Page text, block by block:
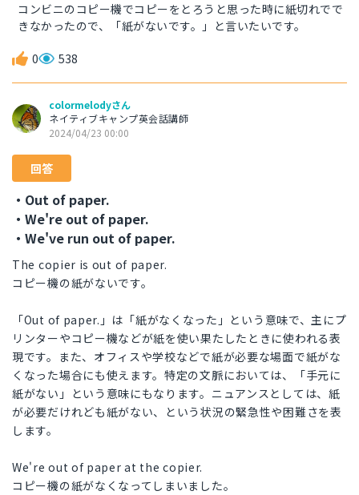
コンビニのコピー機でコピーをとろうと思った時に紙切れでで
きなかったので、「紙がないです。」と言いたいです。
0 538
colormelodyさん
ネイティブキャンプ英会話講師
2024/04/23 00:00
回答
・Out of paper.
・We're out of paper.
・We've run out of paper.
The copier is out of paper.
コピー機の紙がないです。
「Out of paper.」は「紙がなくなった」という意味で、主にプ
リンターやコピー機などが紙を使い果たしたときに使われる表
現です。また、オフィスや学校などで紙が必要な場面で紙がな
くなった場合にも使えます。特定の文脈においては、「手元に
紙がない」という意味にもなります。ニュアンスとしては、紙
が必要だけれども紙がない、という状況の緊急性や困難さを表
します。
We're out of paper at the copier.
コピー機の紙がなくなってしまいました。